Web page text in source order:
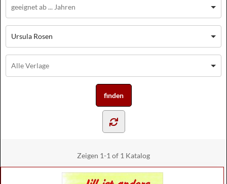
Ursula Rosen
Zeigen 1-1 of 1 Katalog